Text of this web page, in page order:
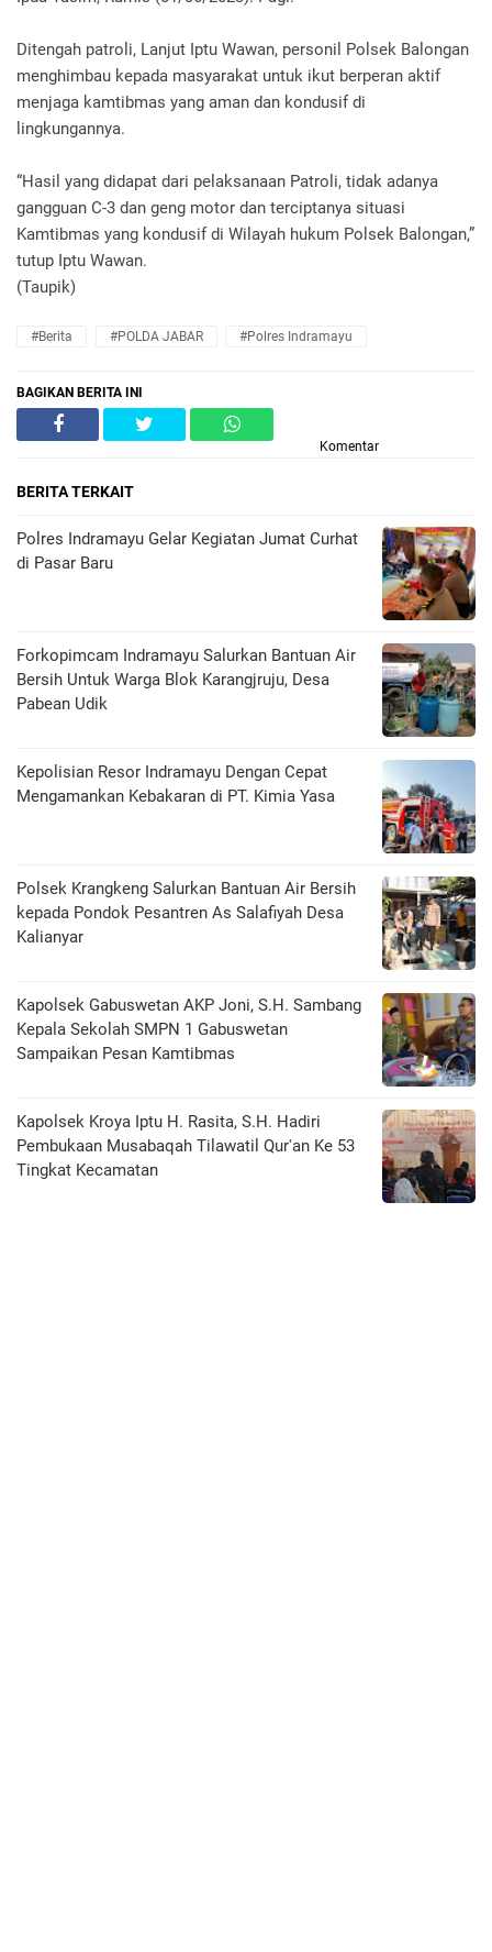
Ditengah patroli, Lanjut Iptu Wawan, personil Polsek Balongan
menghimbau kepada masyarakat untuk ikut berperan aktif
menjaga kamtibmas yang aman dan kondusif di
lingkungannya.
“Hasil yang didapat dari pelaksanaan Patroli, tidak adanya
gangguan C-3 dan geng motor dan terciptanya situasi
Kamtibmas yang kondusif di Wilayah hukum Polsek Balongan,”
tutup Iptu Wawan.
(Taupik)
#Berita #POLDA JABAR #Polres Indramayu
BAGIKAN BERITA INI
Komentar
BERITA TERKAIT
Polres Indramayu Gelar Kegiatan Jumat Curhat
di Pasar Baru
Forkopimcam Indramayu Salurkan Bantuan Air
Bersih Untuk Warga Blok Karangjruju, Desa
Pabean Udik
Kepolisian Resor Indramayu Dengan Cepat
Mengamankan Kebakaran di PT. Kimia Yasa
Polsek Krangkeng Salurkan Bantuan Air Bersih
kepada Pondok Pesantren As Salafiyah Desa
Kalianyar
Kapolsek Gabuswetan AKP Joni, S.H. Sambang
Kepala Sekolah SMPN 1 Gabuswetan
Sampaikan Pesan Kamtibmas
Kapolsek Kroya Iptu H. Rasita, S.H. Hadiri
Pembukaan Musabaqah Tilawatil Qur'an Ke 53
Tingkat Kecamatan